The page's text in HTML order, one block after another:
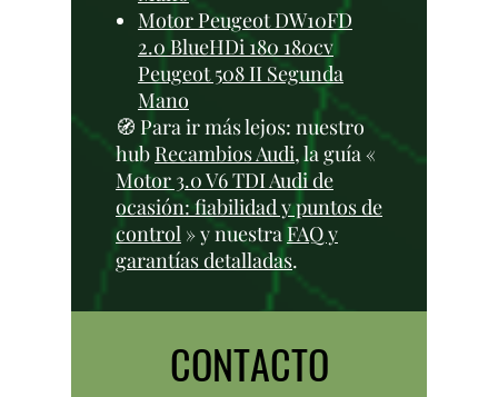
Motor Peugeot DW10FD
2.0 BlueHDi 180 180cv
Peugeot 508 II Segunda
Mano
🧭 Para ir más lejos: nuestro
hub Recambios Audi, la guía «
Motor 3.0 V6 TDI Audi de
ocasión: fiabilidad y puntos de
control » y nuestra FAQ y
garantías detalladas.
CONTACTO